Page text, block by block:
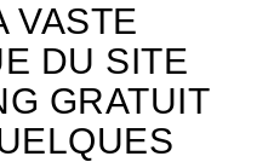
VASTE
DU SITE
GRATUIT